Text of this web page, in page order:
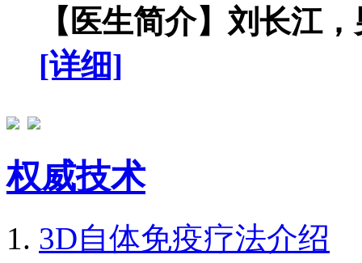
【医生简介】刘长江
[详细]
权威技术
3D自体免疫疗法介绍